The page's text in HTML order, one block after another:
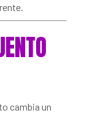
cambia un